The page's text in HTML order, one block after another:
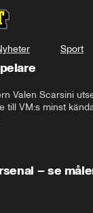
Sport
Valen Scarsini
till VM:s minst
– se